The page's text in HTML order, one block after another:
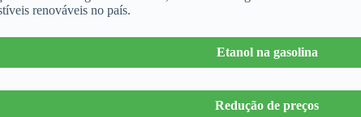
renováveis no país.
Etanol na gasolina
Redução de preços